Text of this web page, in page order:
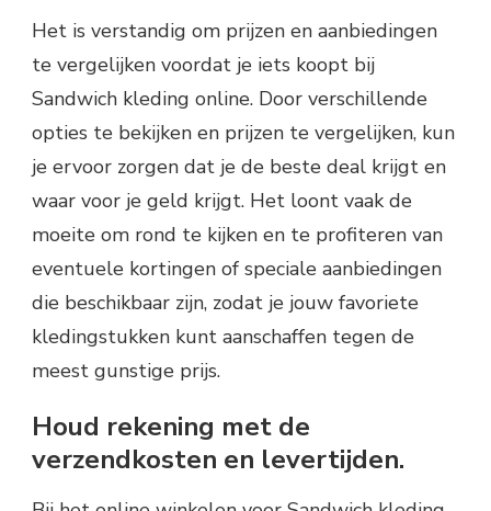
Het is verstandig om prijzen en aanbiedingen
te vergelijken voordat je iets koopt bij
Sandwich kleding online. Door verschillende
opties te bekijken en prijzen te vergelijken, kun
je ervoor zorgen dat je de beste deal krijgt en
waar voor je geld krijgt. Het loont vaak de
moeite om rond te kijken en te profiteren van
eventuele kortingen of speciale aanbiedingen
die beschikbaar zijn, zodat je jouw favoriete
kledingstukken kunt aanschaffen tegen de
meest gunstige prijs.
Houd rekening met de
verzendkosten en levertijden.